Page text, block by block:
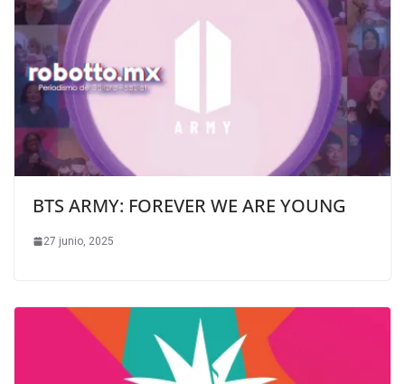
BTS ARMY: FOREVER WE ARE YOUNG
27 junio, 2025